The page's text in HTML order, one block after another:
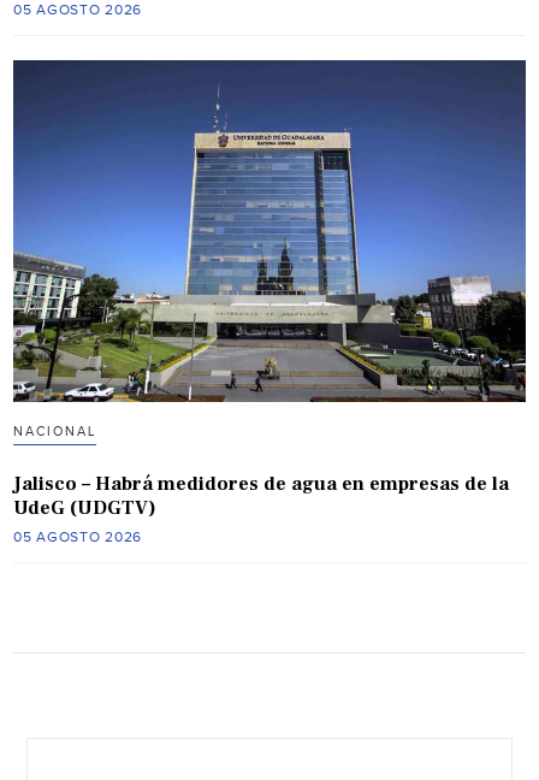
05 AGOSTO 2026
NACIONAL
Jalisco – Habrá medidores de agua en empresas de la
UdeG (UDGTV)
05 AGOSTO 2026